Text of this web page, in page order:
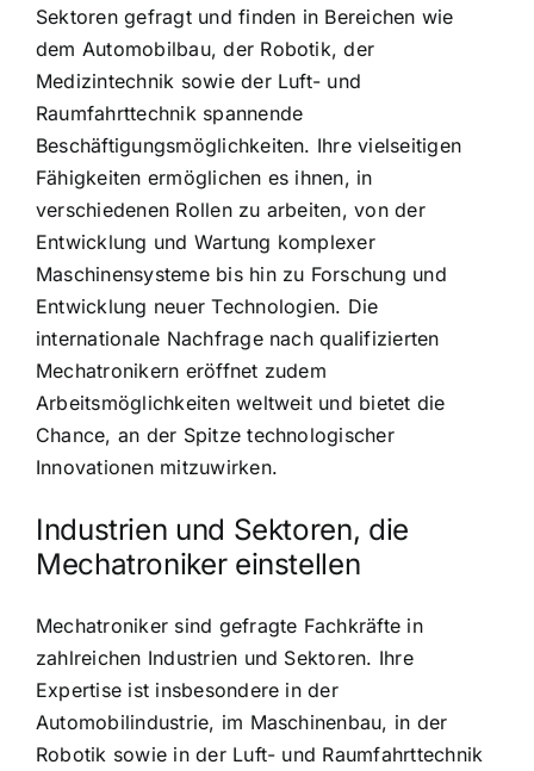
Sektoren gefragt und finden in Bereichen wie
dem Automobilbau, der Robotik, der
Medizintechnik sowie der Luft- und
Raumfahrttechnik spannende
Beschäftigungsmöglichkeiten. Ihre vielseitigen
Fähigkeiten ermöglichen es ihnen, in
verschiedenen Rollen zu arbeiten, von der
Entwicklung und Wartung komplexer
Maschinensysteme bis hin zu Forschung und
Entwicklung neuer Technologien. Die
internationale Nachfrage nach qualifizierten
Mechatronikern eröffnet zudem
Arbeitsmöglichkeiten weltweit und bietet die
Chance, an der Spitze technologischer
Innovationen mitzuwirken.
Industrien und Sektoren, die
Mechatroniker einstellen
Mechatroniker sind gefragte Fachkräfte in
zahlreichen Industrien und Sektoren. Ihre
Expertise ist insbesondere in der
Automobilindustrie, im Maschinenbau, in der
Robotik sowie in der Luft- und Raumfahrttechnik